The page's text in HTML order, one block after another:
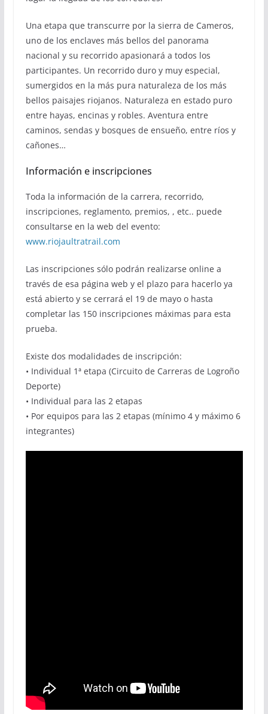
Una etapa que transcurre por la sierra de Cameros,
uno de los enclaves más bellos del panorama
nacional y su recorrido apasionará a todos los
participantes. Un recorrido duro y muy especial,
sumergidos en la más pura naturaleza de los más
bellos paisajes riojanos. Naturaleza en estado puro
entre hayas, encinas y robles. Aventura entre
caminos, sendas y bosques de ensueño, entre ríos y
cañones…
Información e inscripciones
Toda la información de la carrera, recorrido,
inscripciones, reglamento, premios, , etc.. puede
consultarse en la web del evento:
www.riojaultratrail.com
Las inscripciones sólo podrán realizarse online a
través de esa página web y el plazo para hacerlo ya
está abierto y se cerrará el 19 de mayo o hasta
completar las 150 inscripciones máximas para esta
prueba.
Existe dos modalidades de inscripción:
• Individual 1ª etapa (Circuito de Carreras de Logroño
Deporte)
• Individual para las 2 etapas
• Por equipos para las 2 etapas (mínimo 4 y máximo 6
integrantes)